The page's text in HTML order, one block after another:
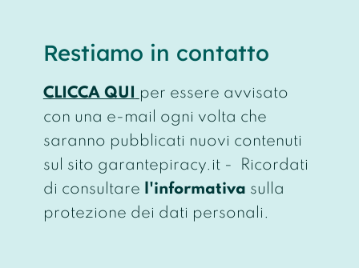
Restiamo in contatto
CLICCA QUI per essere avvisato
con una e-mail ogni volta che
saranno pubblicati nuovi contenuti
sul sito garantepiracy.it - Ricordati
di consultare l'informativa sulla
protezione dei dati personali.